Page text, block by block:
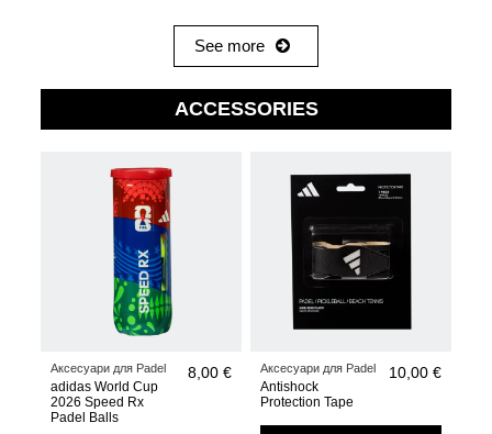
See more
ACCESSORIES
Аксесуари для Padel
adidas World Cup
2026 Speed Rx
Padel Balls
8,00 € Аксесуари для Padel
Antishock
Protection Tape
10,00 €